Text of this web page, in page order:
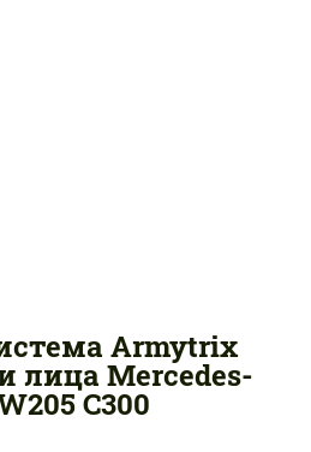
Armytrix
лица Mercedes-
C300